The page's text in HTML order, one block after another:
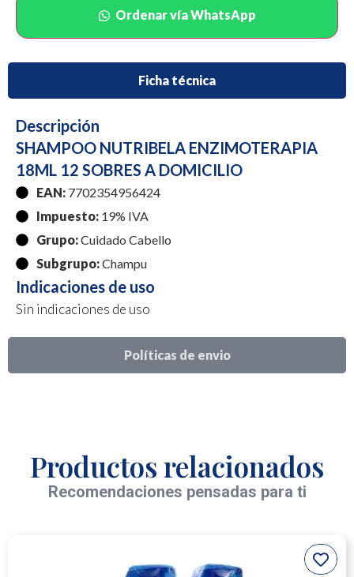
Ordenar vía WhatsApp
Ficha técnica
Políticas de envio
Descripción
SHAMPOO NUTRIBELA ENZIMOTERAPIA
18ML 12 SOBRES A DOMICILIO
EAN: 7702354956424
Impuesto: 19% IVA
Grupo:Cuidado Cabello
Subgrupo:Champu
Indicaciones de uso
Sin indicaciones de uso
Productos relacionados
Recomendaciones pensadas para ti